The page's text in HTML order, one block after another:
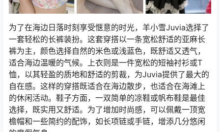
为了在海边日落时刻享受惬意的时光，羊小雪Juvia选择了
一套轻松的长裤装扮。这套穿搭以一条宽松舒适的亚麻长
裤为主，颜色选择自然的米色或浅蓝色，既舒适又透气，
适合海边温暖的气候。上衣则是一件宽松的短袖衬衫或T
恤，以其轻盈的质地和舒适的剪裁，为Juvia提供了最大的
自在感。这样的穿搭既适合在海边散步，也适合在海滩上
的休闲活动。鞋子方面，一双简单的凉鞋或帆布鞋是最佳
选择，既实用又舒适。为了增加时尚感，可以佩戴一顶宽
檐帽和一些简约的配饰，如长项链或手链，增添几分悠闲